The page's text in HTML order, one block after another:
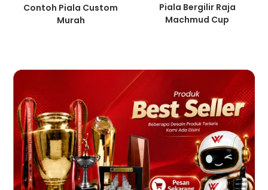
Contoh Piala Custom
Murah
Piala Bergilir Raja
Machmud Cup